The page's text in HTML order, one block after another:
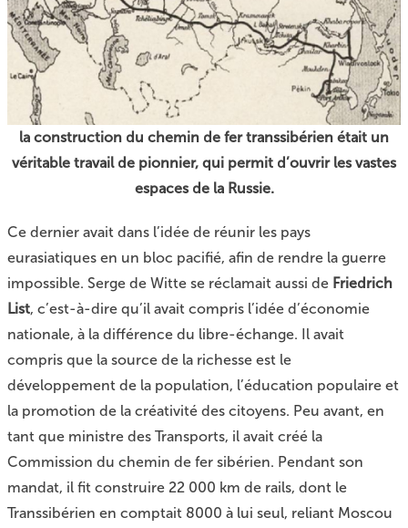
la construction du chemin de fer transsibérien était un
véritable travail de pionnier, qui permit d’ouvrir les vastes
espaces de la Russie.
Ce dernier avait dans l’idée de réunir les pays
eurasiatiques en un bloc pacifié, afin de rendre la guerre
impossible. Serge de Witte se réclamait aussi de Friedrich
List, c’est-à-dire qu’il avait compris l’idée d’économie
nationale, à la différence du libre-échange. Il avait
compris que la source de la richesse est le
développement de la population, l’éducation populaire et
la promotion de la créativité des citoyens. Peu avant, en
tant que ministre des Transports, il avait créé la
Commission du chemin de fer sibérien. Pendant son
mandat, il fit construire 22 000 km de rails, dont le
Transsibérien en comptait 8000 à lui seul, reliant Moscou